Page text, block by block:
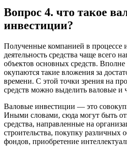
Вопрос 4. что такое
инвестиции?
Полученные компанией в процессе
деятельность средства чаще всего
объектов основных средств. Вполне
окупаются такие вложения за
времени. С этой точки зрения на
средств можно выделить валовые и
Валовые инвестиции — это
Иными словами, сюда могут быть
средства, направленные на
строительства, покупку различных
фондов, приобретение